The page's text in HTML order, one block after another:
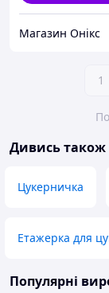
Магазин Онікс
1
Дивись також
Цукерничка
Етажерка для
Популярні